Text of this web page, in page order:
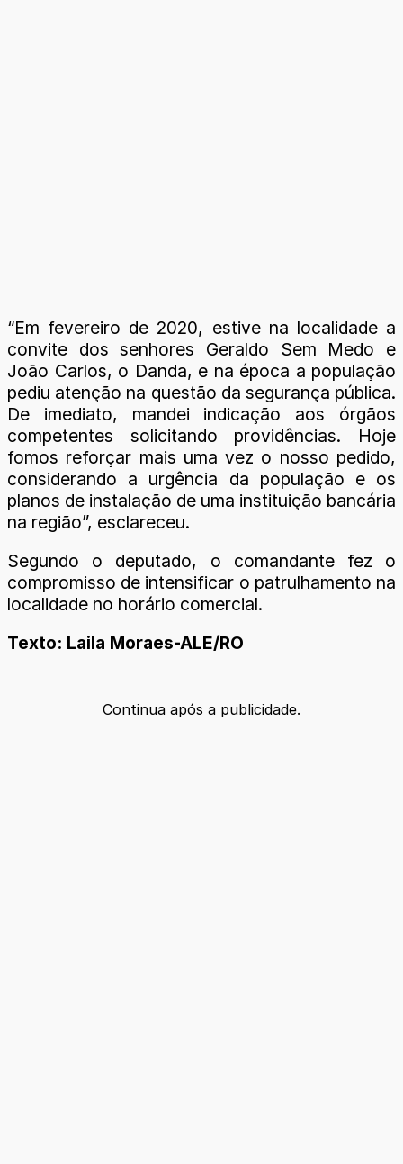
“Em fevereiro de 2020, estive na localidade a
convite dos senhores Geraldo Sem Medo e
João Carlos, o Danda, e na época a população
pediu atenção na questão da segurança pública.
De imediato, mandei indicação aos órgãos
competentes solicitando providências. Hoje
fomos reforçar mais uma vez o nosso pedido,
considerando a urgência da população e os
planos de instalação de uma instituição bancária
na região”, esclareceu.
Segundo o deputado, o comandante fez o
compromisso de intensificar o patrulhamento na
localidade no horário comercial.
Texto: Laila Moraes-ALE/RO
Continua após a publicidade.